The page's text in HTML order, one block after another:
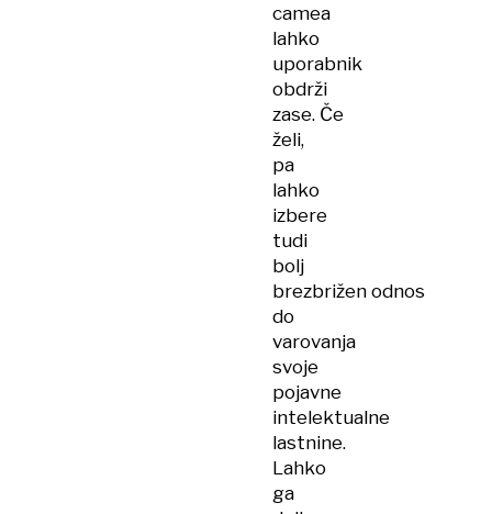
camea
lahko
uporabnik
obdrži
zase. Če
želi,
pa
lahko
izbere
tudi
bolj
brezbrižen odnos
do
varovanja
svoje
pojavne
intelektualne
lastnine.
Lahko
ga